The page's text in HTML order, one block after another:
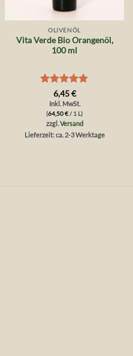
OLIVENÖL
Vita Verde Bio Orangenöl,
100 ml
Bewertet
mit5 von
6,45€
Inkl. MwSt.
(64,50€/ 1 L)
zzgl.Versand
Lieferzeit: ca. 2-3 Werktage